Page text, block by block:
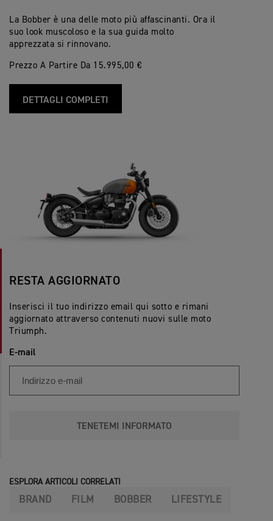
La Bobber è una delle moto più affascinanti. Ora il
suo look muscoloso e la sua guida molto
apprezzata si rinnovano.
Prezzo A Partire Da 15.995,00 €
DETTAGLI COMPLETI
RESTA AGGIORNATO
Inserisci il tuo indirizzo email qui sotto e rimani
aggiornato attraverso contenuti nuovi sulle moto
Triumph.
E-mail
TENETEMI INFORMATO
ESPLORA ARTICOLI CORRELATI
BRAND FILM BOBBER LIFESTYLE